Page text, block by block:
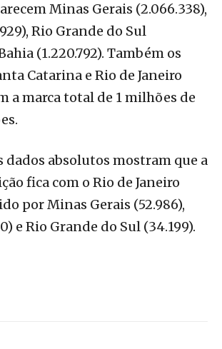
Minas Gerais (2.066.338),
Rio Grande do Sul
(1.220.792). Também os
Catarina e Rio de Janeiro
a marca total de 1 milhões de
dados absolutos mostram que a
fica com o Rio de Janeiro
por Minas Gerais (52.986),
e Rio Grande do Sul (34.199).